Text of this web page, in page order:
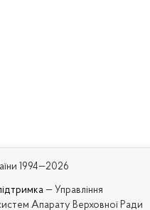
1994—2026
— Управління
Апарату Верховної Ради